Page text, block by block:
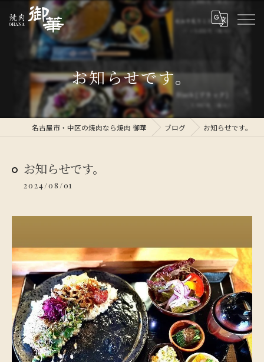
お知らせです。
名古屋市・中区の焼肉なら焼肉 御華 ブログ お知らせです。
お知らせです。
2024/08/01